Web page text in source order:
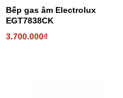
Bếp gas âm Electrolux
EGT7838CK
3.700.000₫